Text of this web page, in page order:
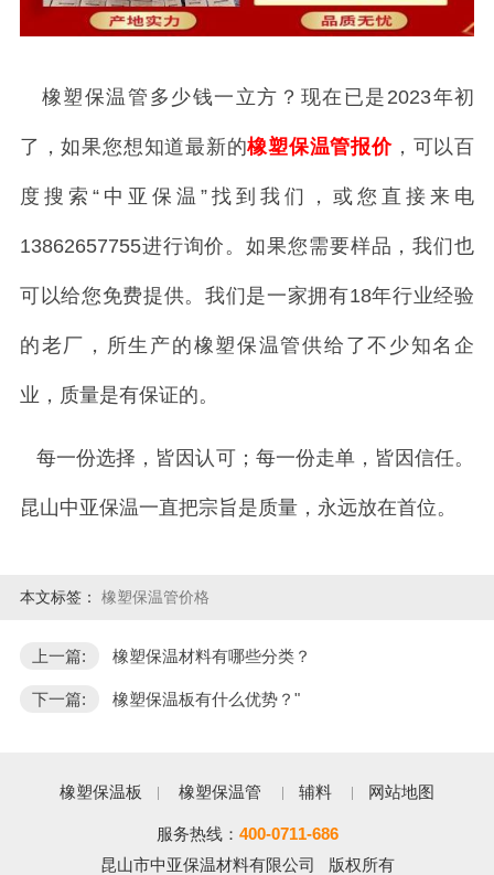
橡塑保温管多少钱一立方？现在已是2023年初
了，如果您想知道最新的橡塑保温管报价，可以百
度搜索“中亚保温”找到我们，或您直接来电
13862657755进行询价。如果您需要样品，我们也
可以给您免费提供。我们是一家拥有18年行业经验
的老厂，所生产的橡塑保温管供给了不少知名企
业，质量是有保证的。
每一份选择，皆因认可；每一份走单，皆因信任。
昆山中亚保温一直把宗旨是质量，永远放在首位。
本文标签： 橡塑保温管价格
上一篇: 橡塑保温材料有哪些分类？
下一篇: 橡塑保温板有什么优势？"
橡塑保温板 橡塑保温管 辅料 网站地图
服务热线： 400-0711-686
昆山市中亚保温材料有限公司 版权所有